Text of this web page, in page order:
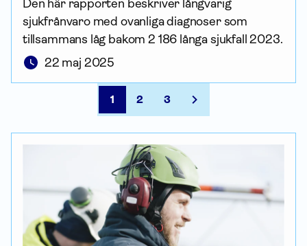
Den här rapporten beskriver långvarig
sjukfrånvaro med ovanliga diagnoser som
tillsammans låg bakom 2 186 långa sjukfall 2023.
22 maj 2025
1 2 3